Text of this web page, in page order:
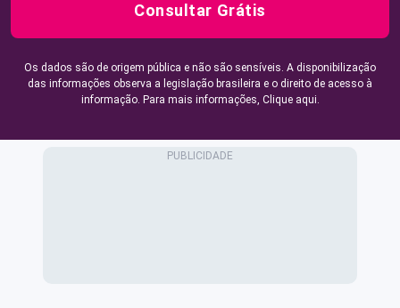
Consultar Grátis
Os dados são de origem pública e não são sensíveis. A disponibilização
das informações observa a legislação brasileira e o direito de acesso à
informação. Para mais informações, Clique aqui.